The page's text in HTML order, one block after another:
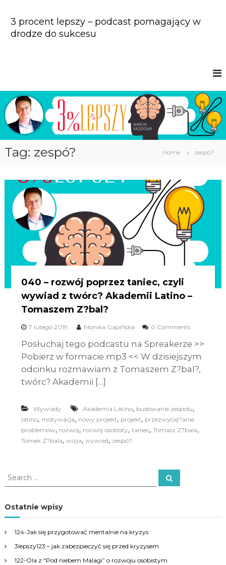
n
e
n
3 procent lepszy – podcast pomagający w
drodze do sukcesu
Tag: zespó? Home zespó?
040 – rozwój poprzez taniec, czyli
wywiad z twórc? Akademii Latino –
Tomaszem Z?bal?
7 lutego 2019 Monika Gapińska 0 Comments
Posłuchaj tego podcastu na Spreakerze >>
Pobierz w formacie mp3 << W dzisiejszym
odcinku rozmawiam z Tomaszem Z?bal?,
twórc? Akademii […]
Wywiady Akademia Latino, budowanie zespołu,
latino, motywacja, nowy projekt, projekt, przezwycię?anie
problemów, rozwój, rozwój osobisty, taniec, Tomasz Z?bala,
Tomek Z?bala, wizja, wywiad, zespó?
S
e
r
c
o
r
S
e
Ostatnie wpisy
124-Jak się przygotować mentalnie na kryzys
3lepszy123 – jak zabezpieczyć się przed kryzysem
122-Ola z “Pod niebem Malagi” o rozwoju osobistym